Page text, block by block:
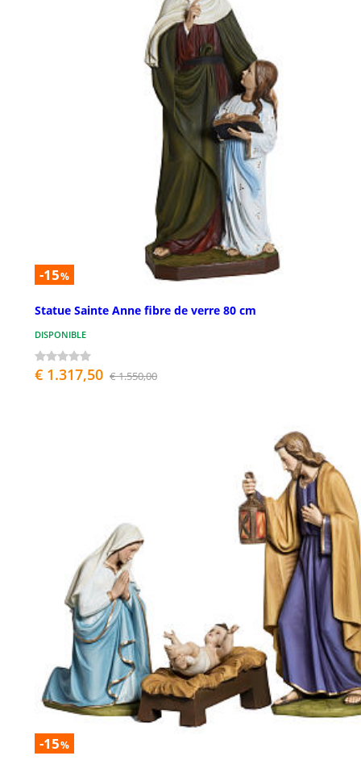
-15%
Statue Sainte Anne fibre de verre 80 cm
DISPONIBLE
€ 1.317,50 € 1.550,00
-15%